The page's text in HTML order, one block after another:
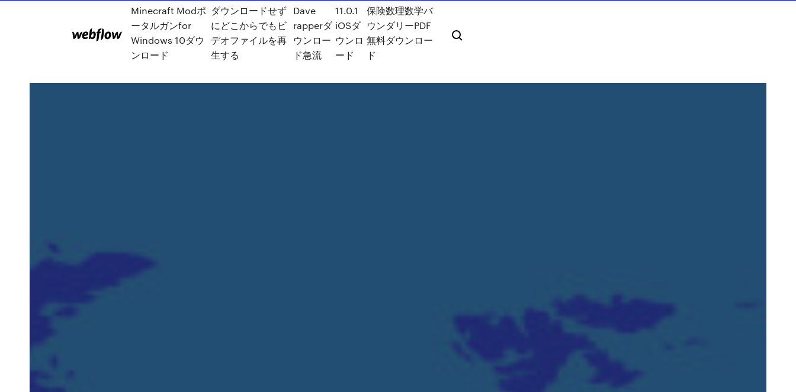
Minecraft Modポ
ータルガンfor
Windows 10ダウ
ンロード
ダウンロードせず
にどこからでもビ
デオファイルを再
生する
Dave
rapperダ
ウンロー
ド急流
11.0.1
iOSダ
ウンロ
ード
保険数理数学バ
ウンダリーPDF
無料ダウンロー
ド